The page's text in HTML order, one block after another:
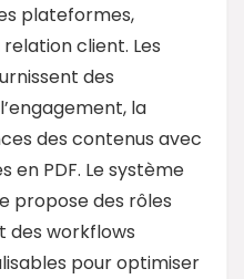
plateformes,
client. Les
des
la
des contenus avec
PDF. Le système
propose des rôles
des workflows
pour optimiser